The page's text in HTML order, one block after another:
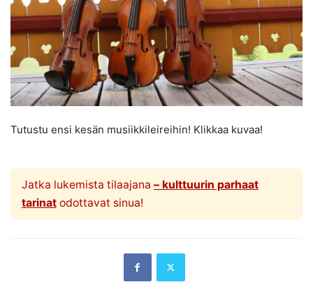
Tutustu ensi kesän musiikkileireihin! Klikkaa kuvaa!
Jatka lukemista tilaajana – kulttuurin parhaat
tarinatodottavat sinua!